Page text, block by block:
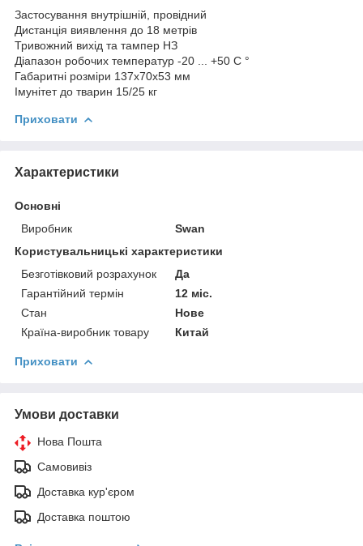
Застосування внутрішній, провідний
Дистанція виявлення до 18 метрів
Тривожний вихід та тампер НЗ
Діапазон робочих температур -20 ... +50 С °
Габаритні розміри 137х70х53 мм
Імунітет до тварин 15/25 кг
Приховати
Характеристики
Основні
Виробник
Swan
Користувальницькі характеристики
Безготівковий розрахунок
Да
Гарантійний термін
12 міс.
Стан
Нове
Країна-виробник товару
Китай
Приховати
Умови доставки
Нова Пошта
Самовивіз
Доставка кур'єром
Доставка поштою